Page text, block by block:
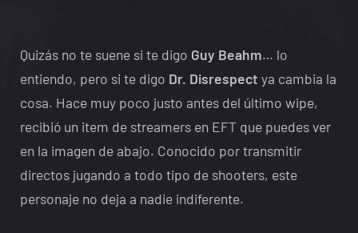
Quizás no te suene si te digo Guy Beahm… lo
entiendo, pero si te digo Dr. Disrespect ya cambia la
cosa. Hace muy poco justo antes del último wipe,
recibió un item de streamers en EFT que puedes ver
en la imagen de abajo. Conocido por transmitir
directos jugando a todo tipo de shooters, este
personaje no deja a nadie indiferente.